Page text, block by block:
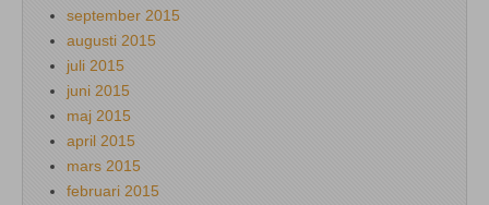
september 2015
augusti 2015
juli 2015
juni 2015
maj 2015
april 2015
mars 2015
februari 2015